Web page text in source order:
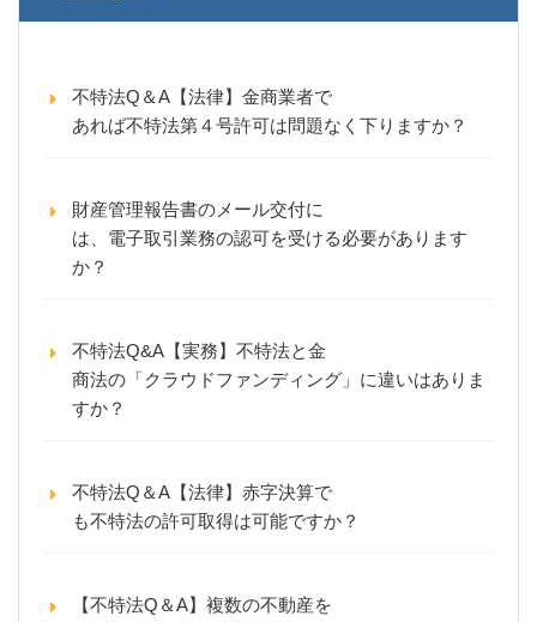
不特法Q＆A【法律】金商業者で
あれば不特法第４号許可は問題なく下りますか？
財産管理報告書のメール交付に
は、電子取引業務の認可を受ける必要があります
か？
不特法Q&A【実務】不特法と金
商法の「クラウドファンディング」に違いはありま
すか？
不特法Q＆A【法律】赤字決算で
も不特法の許可取得は可能ですか？
【不特法Q＆A】複数の不動産を